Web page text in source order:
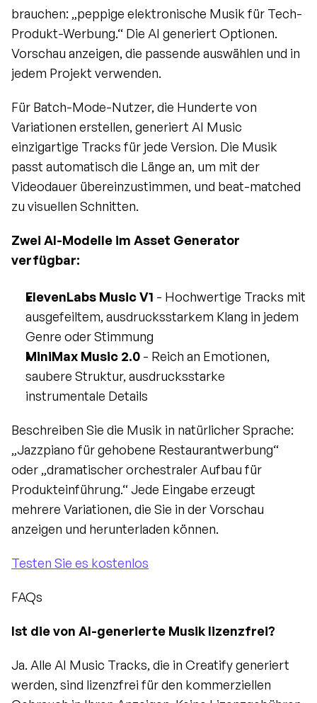
brauchen: „peppige elektronische Musik für Tech-
Produkt-Werbung.“ Die AI generiert Optionen.
Vorschau anzeigen, die passende auswählen und in
jedem Projekt verwenden.
Für Batch-Mode-Nutzer, die Hunderte von
Variationen erstellen, generiert AI Music
einzigartige Tracks für jede Version. Die Musik
passt automatisch die Länge an, um mit der
Videodauer übereinzustimmen, und beat-matched
zu visuellen Schnitten.
Zwei AI-Modelle im Asset Generator
verfügbar:
ElevenLabs Music V1 - Hochwertige Tracks mit
ausgefeiltem, ausdrucksstarkem Klang in jedem
Genre oder Stimmung
MiniMax Music 2.0 - Reich an Emotionen,
saubere Struktur, ausdrucksstarke
instrumentale Details
Beschreiben Sie die Musik in natürlicher Sprache:
„Jazzpiano für gehobene Restaurantwerbung“
oder „dramatischer orchestraler Aufbau für
Produkteinführung.“ Jede Eingabe erzeugt
mehrere Variationen, die Sie in der Vorschau
anzeigen und herunterladen können.
Testen Sie es kostenlos
FAQs
Ist die von AI-generierte Musik lizenzfrei?
Ja. Alle AI Music Tracks, die in Creatify generiert
werden, sind lizenzfrei für den kommerziellen